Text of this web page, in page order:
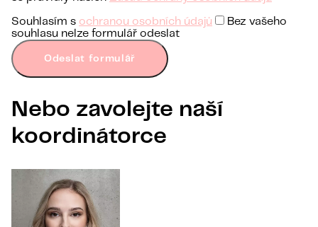
Souhlasím s ochranou osobních údajů
Bez vašeho
souhlasu nelze formulář odeslat
Odeslat formulář
Nebo zavolejte naší
koordinátorce